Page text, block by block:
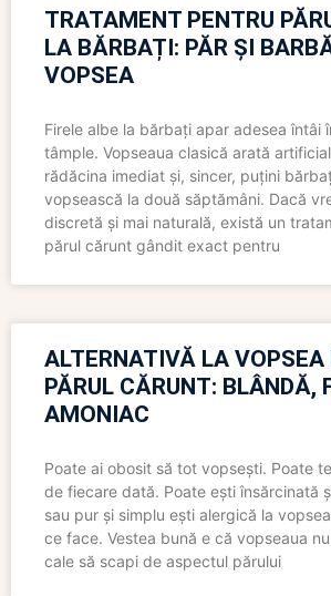
TRATAMENT PENTRU
LA BĂRBAȚI: PĂR ȘI
VOPSEA
Firele albe la bărbați apar adesea întâi
tâmple. Vopseaua clasică arată
rădăcina imediat și, sincer, puțini
vopsească la două săptămâni. Dacă
discretă și mai naturală, există un
părul cărunt gândit exact pentru
ALTERNATIVĂ LA VOPSEA
PĂRUL CĂRUNT: BLÂNDĂ,
AMONIAC
Poate ai obosit să tot vopsești. Poate
de fiecare dată. Poate ești însărcinată
sau pur și simplu ești alergică la
ce face. Vestea bună e că vopseaua
cale să scapi de aspectul părului